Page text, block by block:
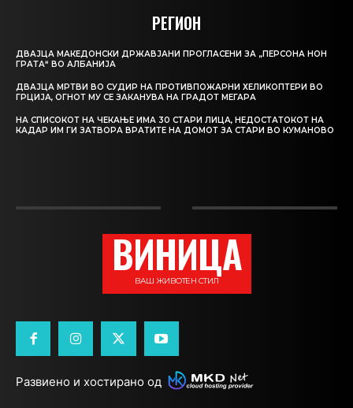
РЕГИОН
ДВАЈЦА МАКЕДОНСКИ ДРЖАВЈАНИ ПРОГЛАСЕНИ ЗА „ПЕРСОНА НОН
ГРАТА“ ВО АЛБАНИЈА
ДВАЈЦА МРТВИ ВО СУДИР НА ПРОТИВПОЖАРНИ ХЕЛИКОПТЕРИ ВО
ГРЦИЈА, ОГНОТ МУ СЕ ЗАКАНУВА НА ГРАДОТ МЕГАРА
НА СПИСОКОТ НА ЧЕКАЊЕ ИМА 30 СТАРИ ЛИЦА, НЕДОСТАТОКОТ НА
КАДАР ИМ ГИ ЗАТВОРА ВРАТИТЕ НА ДОМОТ ЗА СТАРИ ВО КУМАНОВО
ВИНИЦА
ВАШ ЖИВОТЕН СТИЛ
Развиено и хостирано од